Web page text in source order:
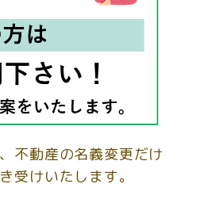
不動産の名義変更だけ
受けいたします。